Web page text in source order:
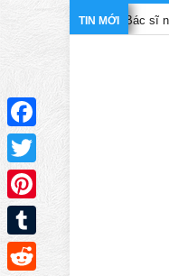
TIN MỚI
phim “Bác sĩ nghĩa hiệp”
Facebook
Twitter
Pinterest
Tumblr